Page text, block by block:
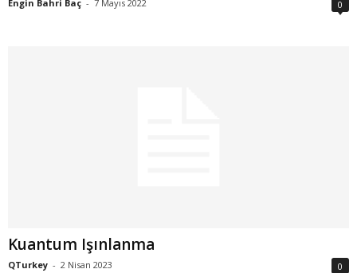
Engin Bahri Baç - 7 Mayıs 2022 0
Kuantum Işınlanma
QTurkey - 2 Nisan 2023 0